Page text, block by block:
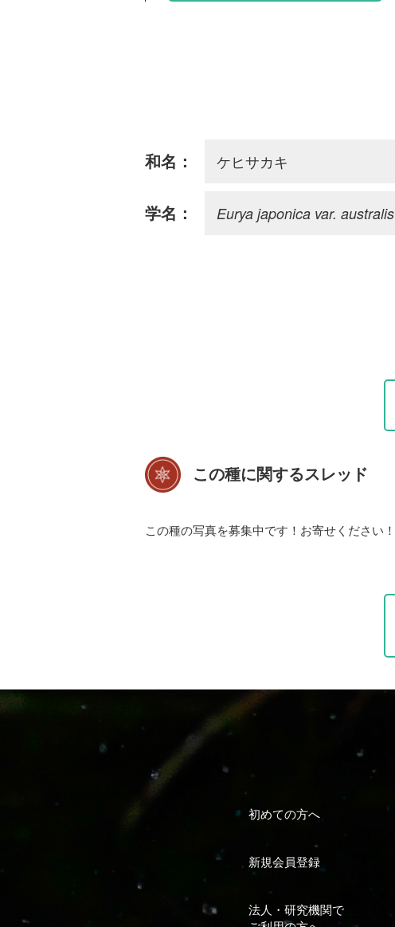
和名： ケヒサカキ
学名： Eurya japonica var. australis
この種に関するスレッド
この種の写真を募集中です！お寄せください！
初めての方へ
新規会員登録
法人・研究機関で